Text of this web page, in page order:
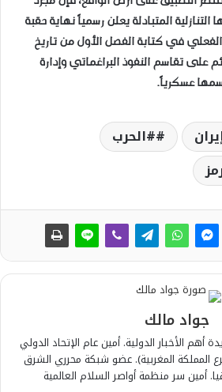
المتبادلة يعلن رسمياً نهاية حقبة
في كتابة الفصل الأول من تاريخ
على تقاسم النفوذ البراغماتي وإدارة
عسكرياً.
#الحرب
جواد مالك
أهم الأخبار الدولية. أمين عام الإتحاد الدولي
المملكة المغربية). عضو شبكة محرري الشرق
أمين سر منظمة أواصر السلام العالمية